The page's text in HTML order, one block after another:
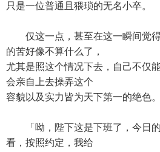
只是一位普通且猥琐的无名小卒。
仅这一点，甚至在这一瞬间觉得
的苦好像不算什么了，
尤其是照这个情况下去，自己不仅
会亲自上去操弄这个
容貌以及实力皆为天下第一的绝色。
「呦，陛下这是下班了，今日的
看，按照约定，我给